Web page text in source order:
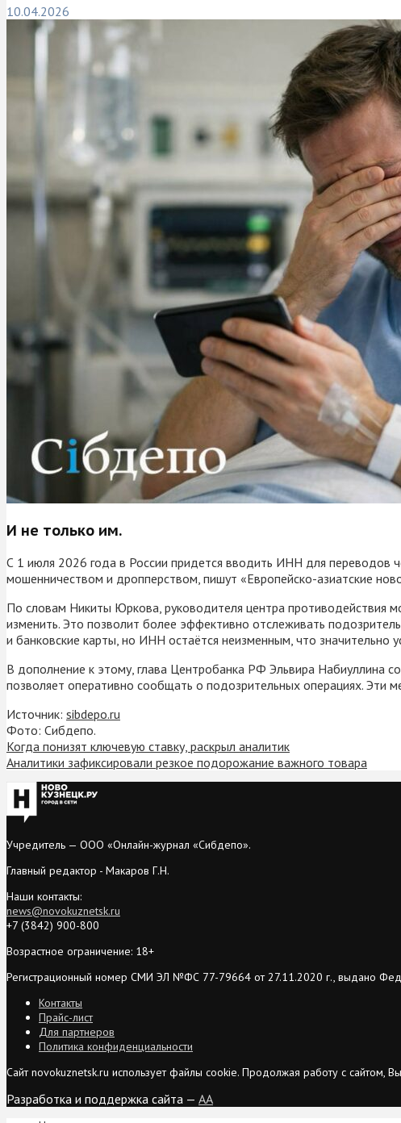
10.04.2026
И не только им.
С 1 июля 2026 года в России придется вводить ИНН для переводов
мошенничеством и дропперством, пишут «Европейско-азиатские
По словам Никиты Юркова, руководителя центра противодействия
изменить. Это позволит более эффективно отслеживать
и банковские карты, но ИНН остаётся неизменным, что значительно
В дополнение к этому, глава Центробанка РФ Эльвира Набиуллина
позволяет оперативно сообщать о подозрительных операциях. Эти
Источник: sibdepo.ru
Фото: Сибдепо.
Когда понизят ключевую ставку, раскрыл аналитик
Аналитики зафиксировали резкое подорожание важного товара
Учредитель — ООО «Онлайн-журнал «Сибдепо».
Главный редактор - Макаров Г.Н.
Наши контакты:
news@novokuznetsk.ru
+7 (3842) 900-800
Возрастное ограничение: 18+
Регистрационный номер СМИ ЭЛ №ФС 77-79664 от 27.11.2020 г., выдано
Контакты
Прайс-лист
Для партнеров
Политика конфиденциальности
Сайт novokuznetsk.ru использует файлы cookie. Продолжая работу с сайтом,
Разработка и поддержка сайта — AA